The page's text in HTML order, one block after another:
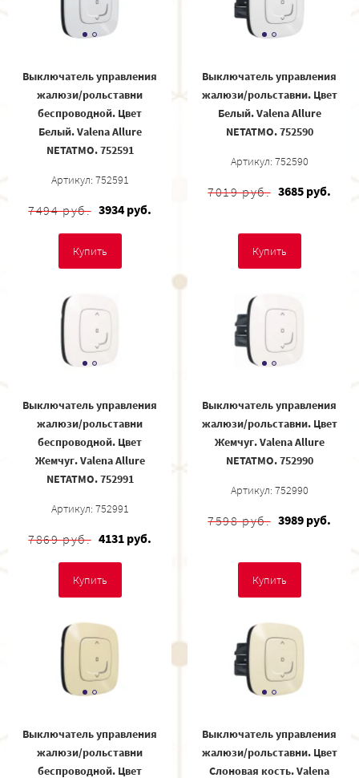
Выключатель управления
жалюзи/рольставни
беспроводной. Цвет
Белый. Valena Allure
NETATMO. 752591
Артикул: 752591
7494 руб. 3934 руб.
Купить
Выключатель управления
жалюзи/рольставни. Цвет
Белый. Valena Allure
NETATMO. 752590
Артикул: 752590
7019 руб. 3685 руб.
Купить
Выключатель управления
жалюзи/рольставни
беспроводной. Цвет
Жемчуг. Valena Allure
NETATMO. 752991
Артикул: 752991
7869 руб. 4131 руб.
Купить
Выключатель управления
жалюзи/рольставни. Цвет
Жемчуг. Valena Allure
NETATMO. 752990
Артикул: 752990
7598 руб. 3989 руб.
Купить
Выключатель управления
жалюзи/рольставни
беспроводной. Цвет
Выключатель управления
жалюзи/рольставни. Цвет
Слоновая кость. Valena